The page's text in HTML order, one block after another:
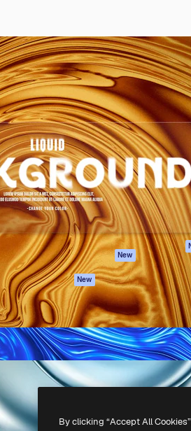
de
Produtos
Spaces
Assistente de IA
Gerador de
imagens
Gerador de vídeos
Texto para voz
Conteúdo de stock
MCP para
Claude/ChatGPT
New
Agentes New
API
App móvel
Todas as
ferramentas
Academy
Termos e
Política
Originais
Política
Central de
Afiliados
Empresas
S.L.U. Todos os direitos reservados.
By clicking “Accept All